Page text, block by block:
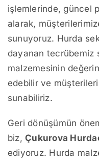
işlemlerinde, güncel
alarak,
sunuyoruz. Hurda
dayanan tecrübemiz
malzemesinin
edebilir ve
sunabiliriz.
Geri dönüşümün
biz,Çukurova
ediyoruz. Hurda